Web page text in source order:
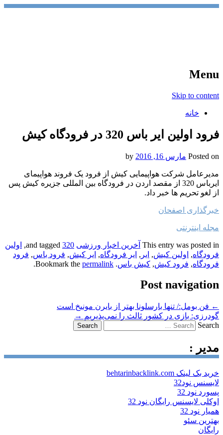
Menu
Skip to content
خانه
فرود اولین ایر باس 320 در فرودگاه کیش
Posted on مارس 16, 2016
مدیرعامل شرکت هواپیمایی کیش از فرود یک فروند هواپیمای
ایرباس 320 از مقصد اردن در فرودگاه بین المللی جزیره کیش پس
از لغو تحریم ها خبر داد.
خبرگذاری اصفحان
مجله اینترنتی
This entry was posted in آخرین اخبار ورزشی 320
, اولین
فرودگاه, اولین کیش, ایر , ایر فرودگاه, ایر کیش, فرود باس, فرود
فرودگاه, فرود کیش, کیش باس. Bookmark the
permalink
.
Post navigation
← فن بومل:/ تنها بارسلونا بهتر از بایرن مونیخ است
گودرزی: بازی در کشور ثالث را نمی‌پذیریم →
Search
مدیر :
خرید بک لینک behtarinbacklink.com
لایسنس نود32
پسورد نود 32
اوکلی لایسنس رایگان نود 32
همیار نود 32
بهترین سئو
رایگان